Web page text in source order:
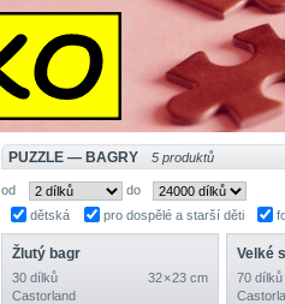
PUZZLE — BAGRY 5 produktů
od
do
dětská
pro dospělé a starší děti
Žlutý bagr
30 dílků
32 × 23 cm
Castorland
Velké
70 dílků